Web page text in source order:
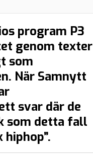
program P3
genom texter
som
När Samnytt
svar där de
som detta fall